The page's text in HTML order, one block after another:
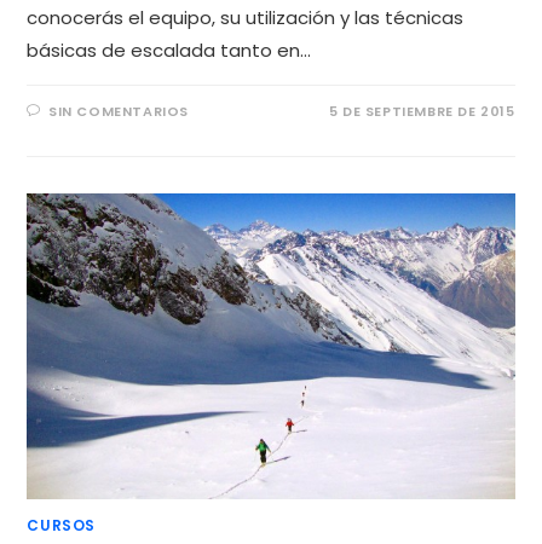
conocerás el equipo, su utilización y las técnicas
básicas de escalada tanto en…
SIN COMENTARIOS 5 DE SEPTIEMBRE DE 2015
CURSOS